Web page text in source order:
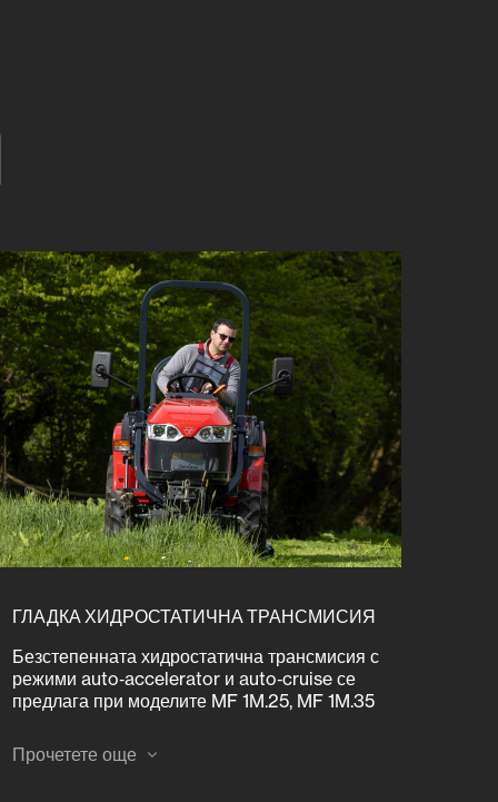
ГЛАДКА ХИДРОСТАТИЧНА ТРАНСМИСИЯ
Безстепенната хидростатична трансмисия с
режими auto‑accelerator и auto‑cruise се
предлага при моделите MF 1M.25, MF 1M.35
лесно управление и позволява бързо
постигане на идеалната скорост за всяка
Прочетете още